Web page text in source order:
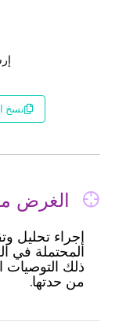
نسخ
الغرض
إجراء تحليل
المحتملة في
ذلك التوصيات
من حدتها.